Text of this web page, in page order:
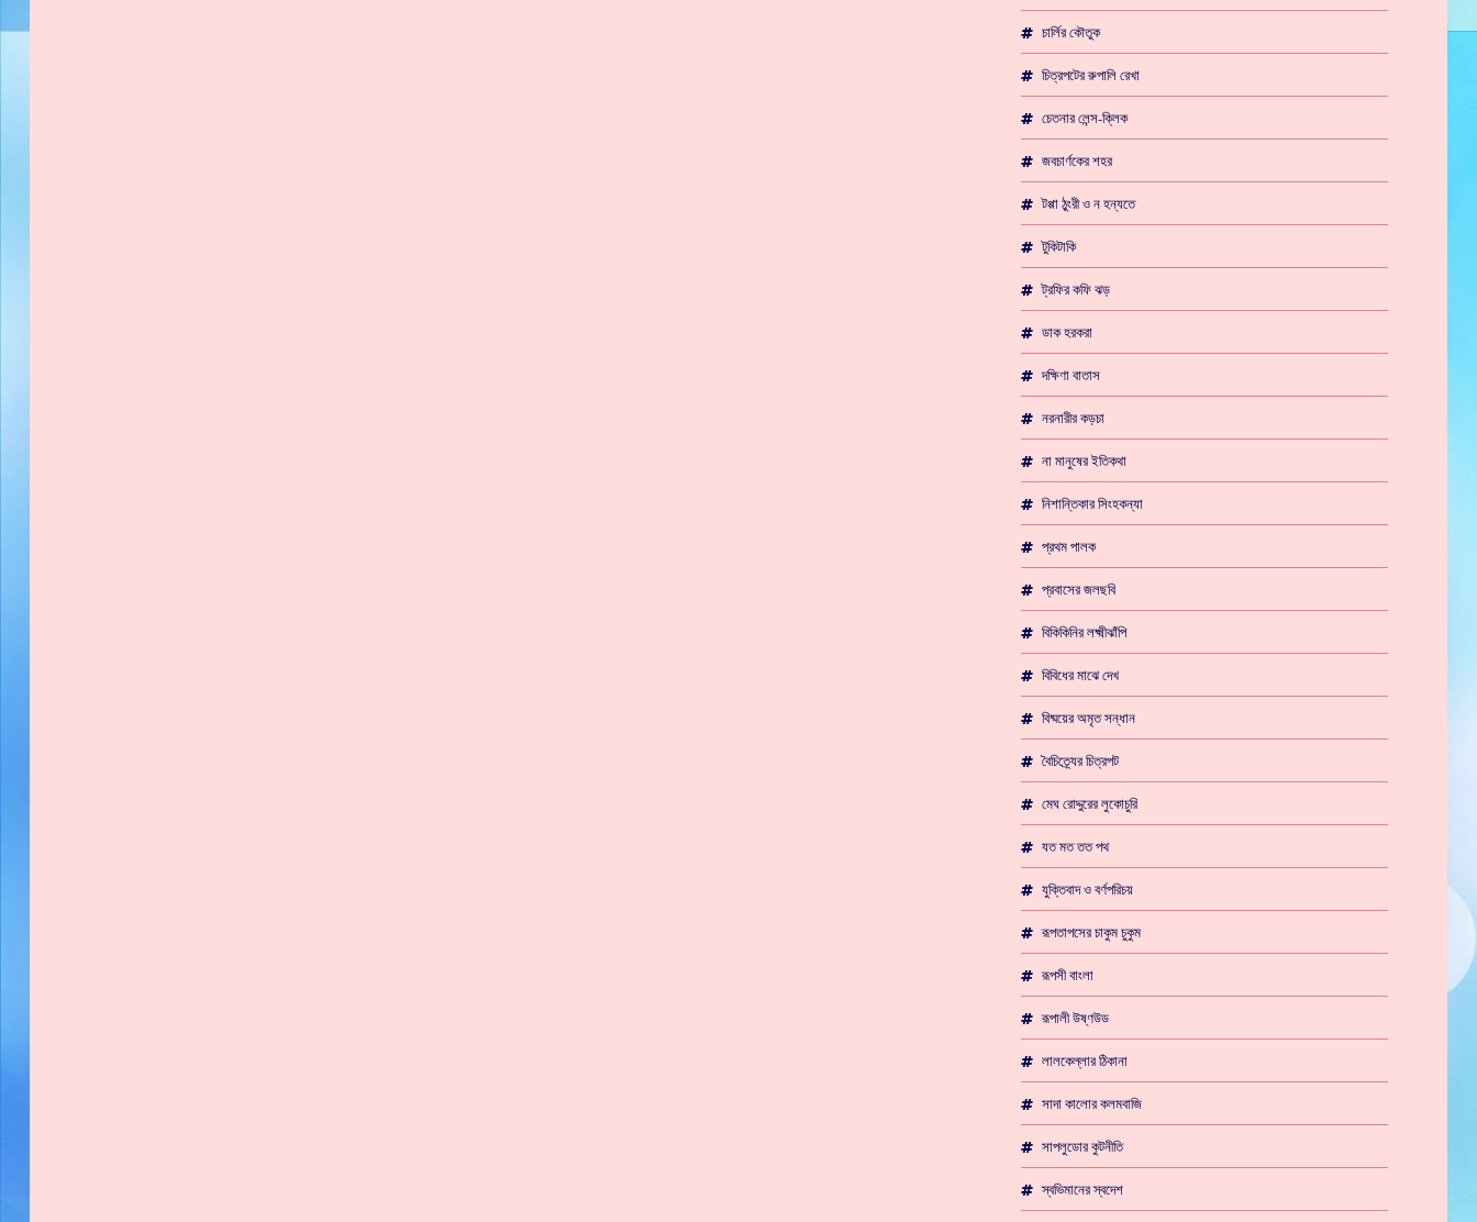
চার্লির কৌতুক
চিত্রপটের রুপালি রেখা
চেতনার লেন্স-ক্লিক
জবচার্ণকের শহর
টপ্পা ঠুংরী ও ন হন্যতে
টুকিটাকি
ট্রফির কফি ঝড়
ডাক হরকরা
দক্ষিণা বাতাস
নরনারীর কড়চা
না মানুষের ইতিকথা
নিশান্তিকার সিংহকন্যা
প্রথম পালক
প্রবাসের জলছবি
বিকিকিনির লক্ষ্মীঝাঁপি
বিবিধের মাঝে দেখ
বিষ্ময়ের অমৃত সন্ধান
বৈচিত্র্যের চিত্রপট
মেঘ রোদ্দুরের লুকোচুরি
যত মত তত পথ
যুক্তিবাদ ও বর্ণপরিচয়
রূপতাপসের চাকুম চুকুম
রূপসী বাংলা
রূপালী উষ্ণউড
লালকেল্লার ঠিকানা
সাদা কালোর কলমবাজি
সাপলুডোর কুটনীতি
স্বভিমানের স্বদেশ